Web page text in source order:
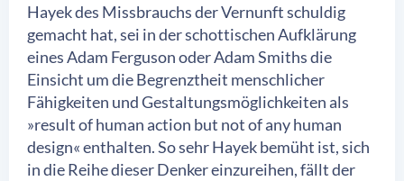
Hayek des Missbrauchs der Vernunft schuldig
gemacht hat, sei in der schottischen Aufklärung
eines Adam Ferguson oder Adam Smiths die
Einsicht um die Begrenztheit menschlicher
Fähigkeiten und Gestaltungsmöglichkeiten als
»result of human action but not of any human
design« enthalten. So sehr Hayek bemüht ist, sich
in die Reihe dieser Denker einzureihen, fällt der